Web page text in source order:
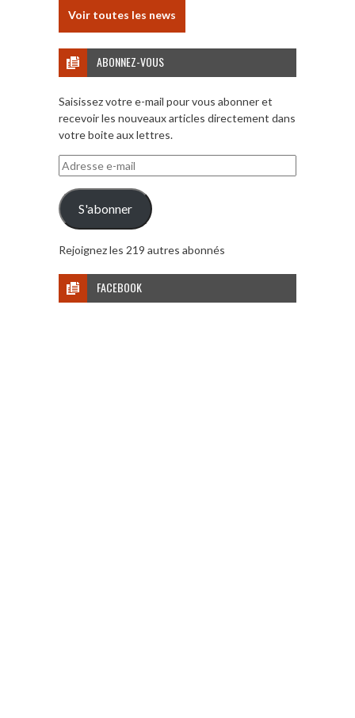
Voir toutes les news
ABONNEZ-VOUS
Saisissez votre e-mail pour vous abonner et
recevoir les nouveaux articles directement dans
votre boite aux lettres.
Adresse
e-
mail
S'abonner
Rejoignez les 219 autres abonnés
FACEBOOK